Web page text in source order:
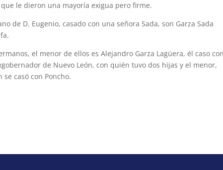
le dieron una mayoría exigua pero firme.
de D. Eugenio, casado con una señora Sada, son Garza Sada
el menor de ellos es Alejandro Garza Lagüera, él caso con
de Nuevo León, con quién tuvo dos hijas y el menor,
casó con Poncho.